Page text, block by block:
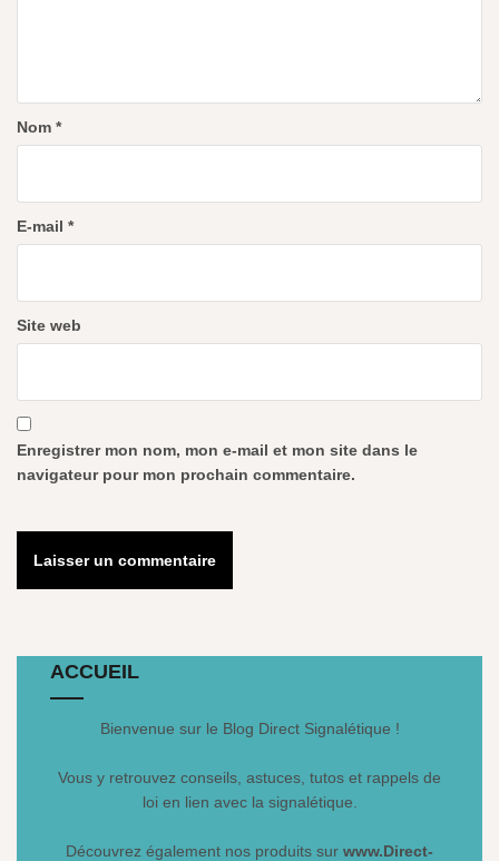
Nom *
E-mail *
Site web
Enregistrer mon nom, mon e-mail et mon site dans le
navigateur pour mon prochain commentaire.
ACCUEIL
Bienvenue sur le Blog Direct Signalétique !
Vous y retrouvez conseils, astuces, tutos et rappels de
loi en lien avec la signalétique.
Découvrez également nos produits sur www.Direct-